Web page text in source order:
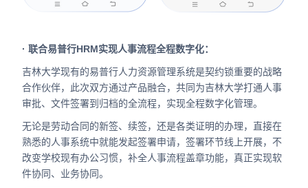
· 联合易普行HRM实现人事流程全程数字化：
吉林大学现有的易普行人力资源管理系统是契约锁重要的战略
合作伙伴，此次双方通过产品融合，共同为吉林大学打通人事
审批、文件签署到归档的全流程，实现全程数字化管理。
无论是劳动合同的新签、续签，还是各类证明的办理，直接在
熟悉的人事系统中就能发起签署申请，签署环节线上开展，不
改变学校现有办公习惯，补全人事流程盖章功能，真正实现软
件协同、业务协同。